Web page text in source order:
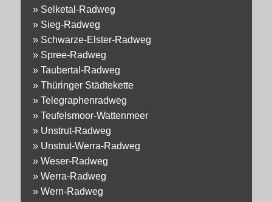
» Selketal-Radweg
» Sieg-Radweg
» Schwarze-Elster-Radweg
» Spree-Radweg
» Taubertal-Radweg
» Thüringer Städtekette
» Telegraphenradweg
» Teufelsmoor-Wattenmeer
» Unstrut-Radweg
» Unstrut-Werra-Radweg
» Weser-Radweg
» Werra-Radweg
» Wern-Radweg